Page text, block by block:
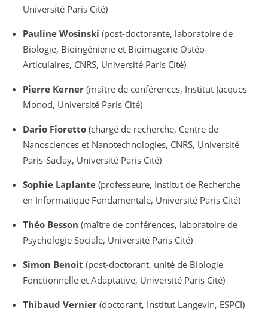
Université Paris Cité)
Pauline Wosinski (post-doctorante, laboratoire de
Biologie, Bioingénierie et Bioimagerie Ostéo-
Articulaires, CNRS, Université Paris Cité)
Pierre Kerner(maître de conférences, Institut Jacques
Monod, Université Paris Cité)
Dario Fioretto(chargé de recherche, Centre de
Nanosciences et Nanotechnologies, CNRS, Université
Paris-Saclay, Université Paris Cité)
Sophie Laplante(professeure, Institut de Recherche
en Informatique Fondamentale, Université Paris Cité)
Théo Besson (maître de conférences, laboratoire de
Psychologie Sociale, Université Paris Cité)
Simon Benoit (post-doctorant, unité de Biologie
Fonctionnelle et Adaptative, Université Paris Cité)
Thibaud Vernier(doctorant, Institut Langevin, ESPCI)